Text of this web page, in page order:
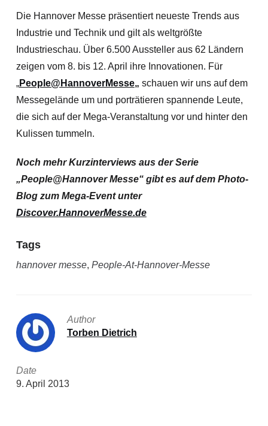
Die Hannover Messe präsentiert neueste Trends aus
Industrie und Technik und gilt als weltgrößte
Industrieschau. Über 6.500 Aussteller aus 62 Ländern
zeigen vom 8. bis 12. April ihre Innovationen. Für
„People@HannoverMesse„ schauen wir uns auf dem
Messegelände um und porträtieren spannende Leute,
die sich auf der Mega-Veranstaltung vor und hinter den
Kulissen tummeln.
Noch mehr Kurzinterviews aus der Serie
„People@Hannover Messe“ gibt es auf dem Photo-
Blog zum Mega-Event unter
Discover.HannoverMesse.de
Tags
hannover messe, People-At-Hannover-Messe
Author
Torben Dietrich
Date
9. April 2013